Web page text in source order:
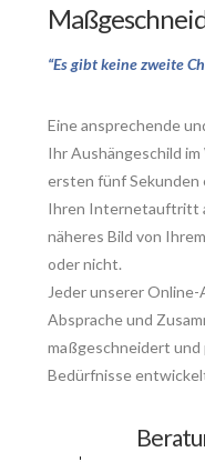
“Es gibt keine zweite
Eine ansprechende
Ihr Aushängeschild
ersten fünf Sekunden
Ihren Internetauftritt
näheres Bild von
oder nicht.
Jeder unserer
Absprache und
maßgeschneidert und
Bedürfnisse